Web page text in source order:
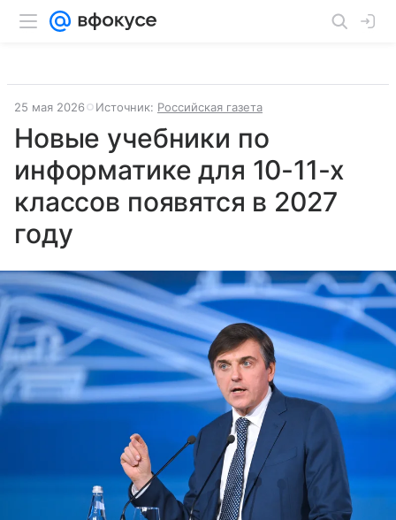
25 мая 2026 Источник: Российская газета
Новые учебники по
информатике для 10-11-х
классов появятся в 2027
году